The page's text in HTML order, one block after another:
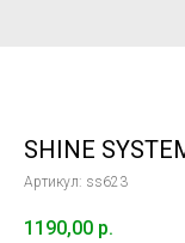
SHINE
Артикул: ss623
1190,00 р.